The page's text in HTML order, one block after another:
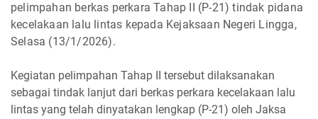
pelimpahan berkas perkara Tahap II (P-21) tindak pidana
kecelakaan lalu lintas kepada Kejaksaan Negeri Lingga,
Selasa (13/1/2026).
Kegiatan pelimpahan Tahap II tersebut dilaksanakan
sebagai tindak lanjut dari berkas perkara kecelakaan lalu
lintas yang telah dinyatakan lengkap (P-21) oleh Jaksa